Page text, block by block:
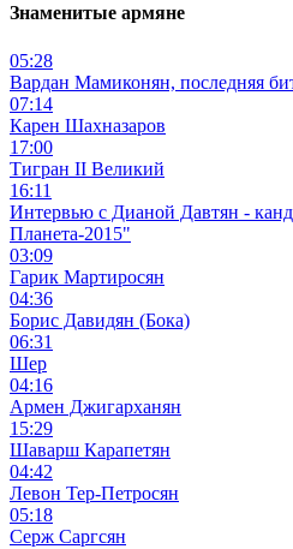
Знаменитые армяне
05:28
Вардан Мамиконян, последняя
07:14
Карен Шахназаров
17:00
Тигран II Великий
16:11
Интервью с Дианой Давтян -
Планета-2015"
03:09
Гарик Мартиросян
04:36
Борис Давидян (Бока)
06:31
Шер
04:16
Армен Джигарханян
15:29
Шаварш Карапетян
04:42
Левон Тер-Петросян
05:18
Серж Саргсян